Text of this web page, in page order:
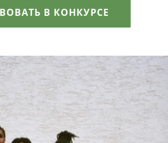
В КОНКУРСЕ